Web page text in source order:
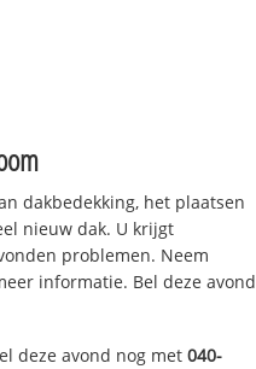
dakbedekking, het plaatsen
nieuw dak. U krijgt
problemen. Neem
informatie. Bel deze avond
deze avond nog met 040-